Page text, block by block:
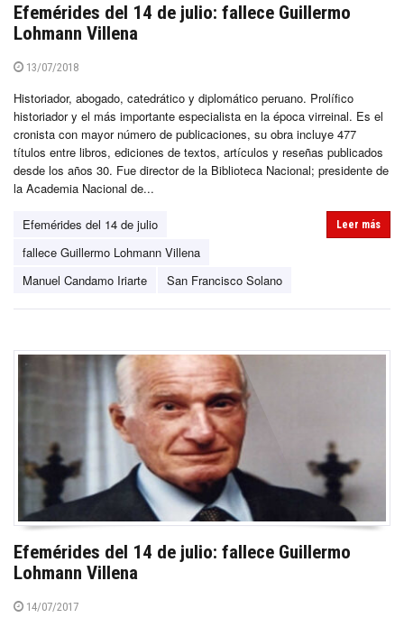
Efemérides del 14 de julio: fallece Guillermo
Lohmann Villena
13/07/2018
Historiador, abogado, catedrático y diplomático peruano. Prolífico
historiador y el más importante especialista en la época virreinal. Es el
cronista con mayor número de publicaciones, su obra incluye 477
títulos entre libros, ediciones de textos, artículos y reseñas publicados
desde los años 30. Fue director de la Biblioteca Nacional; presidente de
la Academia Nacional de...
Efemérides del 14 de julio
fallece Guillermo Lohmann Villena
Manuel Candamo Iriarte
San Francisco Solano
Leer más
Efemérides del 14 de julio: fallece Guillermo
Lohmann Villena
14/07/2017